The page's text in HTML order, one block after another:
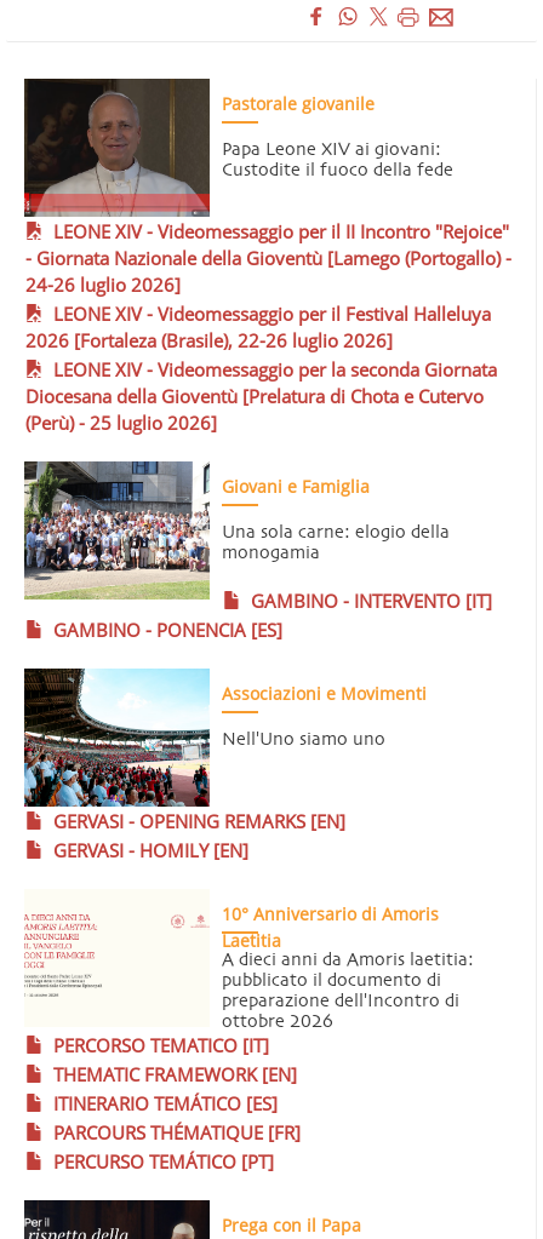
Pastorale giovanile
Papa Leone XIV ai giovani:
Custodite il fuoco della fede
LEONE XIV - Videomessaggio per il II Incontro "Rejoice"
- Giornata Nazionale della Gioventù [Lamego (Portogallo) -
24-26 luglio 2026]
LEONE XIV - Videomessaggio per il Festival Halleluya
2026 [Fortaleza (Brasile), 22-26 luglio 2026]
LEONE XIV - Videomessaggio per la seconda Giornata
Diocesana della Gioventù [Prelatura di Chota e Cutervo
(Perù) - 25 luglio 2026]
Giovani e Famiglia
Una sola carne: elogio della
monogamia
GAMBINO - INTERVENTO [IT]
GAMBINO - PONENCIA [ES]
Associazioni e Movimenti
Nell'Uno siamo uno
GERVASI - OPENING REMARKS [EN]
GERVASI - HOMILY [EN]
10° Anniversario di Amoris
Laetitia
A dieci anni da Amoris laetitia:
pubblicato il documento di
preparazione dell'Incontro di
ottobre 2026
PERCORSO TEMATICO [IT]
THEMATIC FRAMEWORK [EN]
ITINERARIO TEMÁTICO [ES]
PARCOURS THÉMATIQUE [FR]
PERCURSO TEMÁTICO [PT]
Prega con il Papa